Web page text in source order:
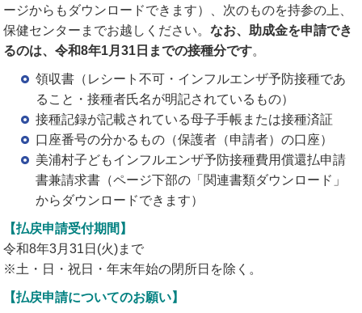
ージからもダウンロードできます）、次のものを持参の上、
保健センターまでお越しください。なお、助成金を申請でき
るのは、令和8年1月31日までの接種分です。
領収書（レシート不可・インフルエンザ予防接種であ
ること・接種者氏名が明記されているもの）
接種記録が記載されている母子手帳または接種済証
口座番号の分かるもの（保護者（申請者）の口座）
美浦村子どもインフルエンザ予防接種費用償還払申請
書兼請求書（ページ下部の「関連書類ダウンロード」
からダウンロードできます）
【払戻申請受付期間】
令和8年3月31日(火)まで
※土・日・祝日・年末年始の閉所日を除く。
【払戻申請についてのお願い】